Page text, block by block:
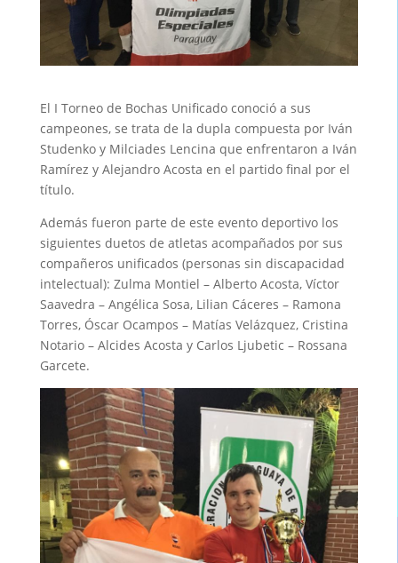
El I Torneo de Bochas Unificado conoció a sus
campeones, se trata de la dupla compuesta por Iván
Studenko y Milciades Lencina que enfrentaron a Iván
Ramírez y Alejandro Acosta en el partido final por el
título.
Además fueron parte de este evento deportivo los
siguientes duetos de atletas acompañados por sus
compañeros unificados (personas sin discapacidad
intelectual): Zulma Montiel – Alberto Acosta, Víctor
Saavedra – Angélica Sosa, Lilian Cáceres – Ramona
Torres, Óscar Ocampos – Matías Velázquez, Cristina
Notario – Alcides Acosta y Carlos Ljubetic – Rossana
Garcete.